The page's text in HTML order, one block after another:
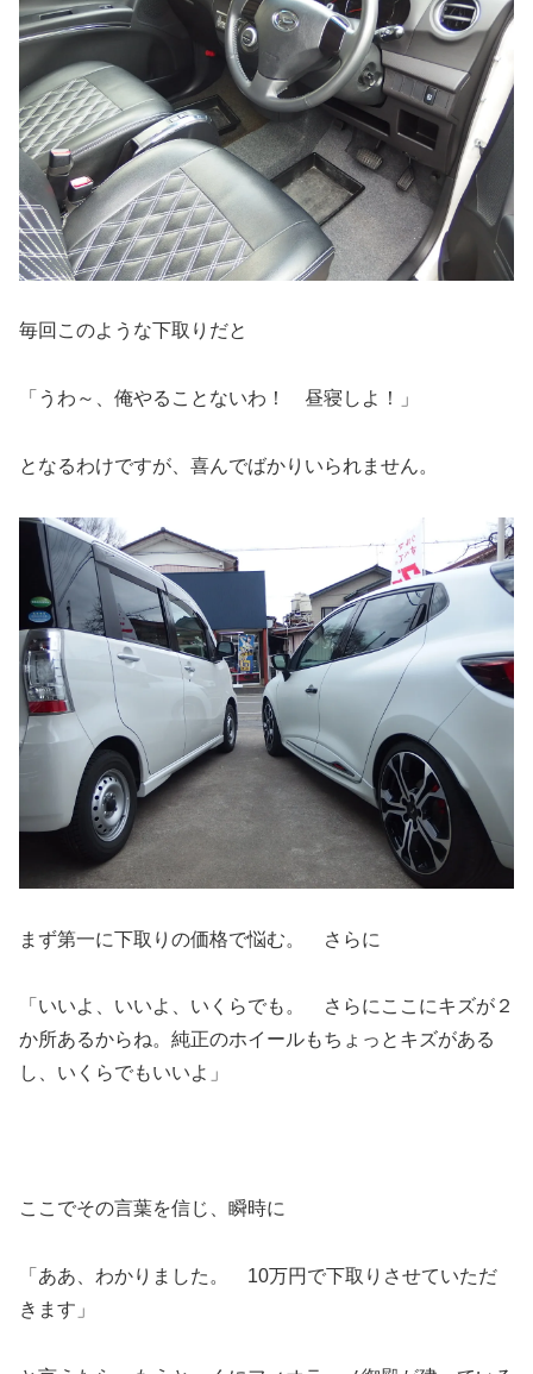
毎回このような下取りだと
「うわ～、俺やることないわ！ 昼寝しよ！」
となるわけですが、喜んでばかりいられません。
まず第一に下取りの価格で悩む。 さらに
「いいよ、いいよ、いくらでも。 さらにここにキズが２
か所あるからね。純正のホイールもちょっとキズがある
し、いくらでもいいよ」
ここでその言葉を信じ、瞬時に
「ああ、わかりました。 10万円で下取りさせていただ
きます」